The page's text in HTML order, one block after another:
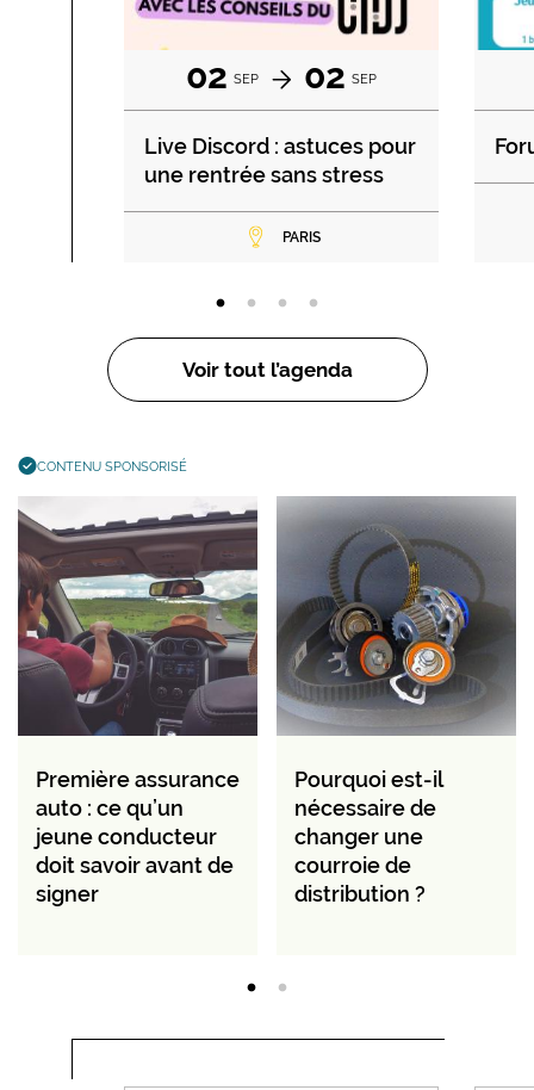
02 SEP 02 SEP
Live Discord : astuces pour
une rentrée sans stress
PARIS
Voir tout l’agenda
CONTENU SPONSORISÉ
Première assurance
auto : ce qu’un
jeune conducteur
doit savoir avant de
signer
Pourquoi est-il
nécessaire de
changer une
courroie de
distribution ?